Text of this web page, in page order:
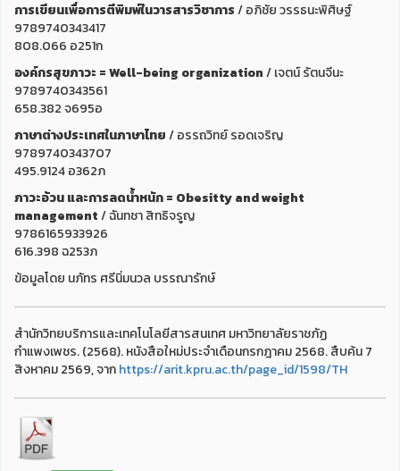
การเขียนเพื่อการตีพิมพ์ในวารสารวิชาการ/ อภิชัย วรรธนะพิศิษฐ์
9789740343417
808.066 อ251ก
องค์กรสุขภาวะ = Well-being organization/ เจตน์ รัตนจีนะ
9789740343561
658.382 จ695อ
ภาษาต่างประเทศในภาษาไทย/ อรรถวิทย์ รอดเจริญ
9789740343707
495.9124 อ362ภ
ภาวะอ้วน และการลดน้ำหนัก = Obesitty and weight
management/ ฉันทชา สิทธิจรูญ
9786165933926
616.398 ฉ253ภ
ข้อมูลโดย นภัทร ศรีนิ่มนวล บรรณารักษ์
สำนักวิทยบริการและเทคโนโลยีสารสนเทศ มหาวิทยาลัยราชภัฏ
กำแพงเพชร. (2568). หนังสือใหม่ประจำเดือนกรกฎาคม 2568. สืบค้น 7
สิงหาคม 2569, จากhttps://arit.kpru.ac.th/page_id/1598/TH